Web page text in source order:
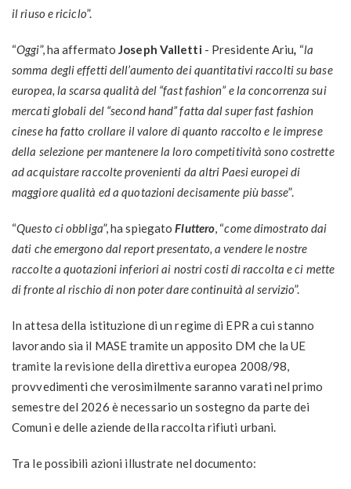
il riuso e riciclo”.
“Oggi”, ha affermato Joseph Valletti - Presidente Ariu, “la
somma degli effetti dell’aumento dei quantitativi raccolti su base
europea, la scarsa qualità del “fast fashion” e la concorrenza sui
mercati globali del “second hand” fatta dal super fast fashion
cinese ha fatto crollare il valore di quanto raccolto e le imprese
della selezione per mantenere la loro competitività sono costrette
ad acquistare raccolte provenienti da altri Paesi europei di
maggiore qualità ed a quotazioni decisamente più basse”.
“Questo ci obbliga”, ha spiegato Fluttero, “come dimostrato dai
dati che emergono dal report presentato, a vendere le nostre
raccolte a quotazioni inferiori ai nostri costi di raccolta e ci mette
di fronte al rischio di non poter dare continuità al servizio”.
In attesa della istituzione di un regime di EPR a cui stanno
lavorando sia il MASE tramite un apposito DM che la UE
tramite la revisione della direttiva europea 2008/98,
provvedimenti che verosimilmente saranno varati nel primo
semestre del 2026 è necessario un sostegno da parte dei
Comuni e delle aziende della raccolta rifiuti urbani.
Tra le possibili azioni illustrate nel documento: